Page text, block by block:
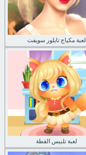
لعبة مكياج تايلور سويفت
لعبة تلبيس القطة